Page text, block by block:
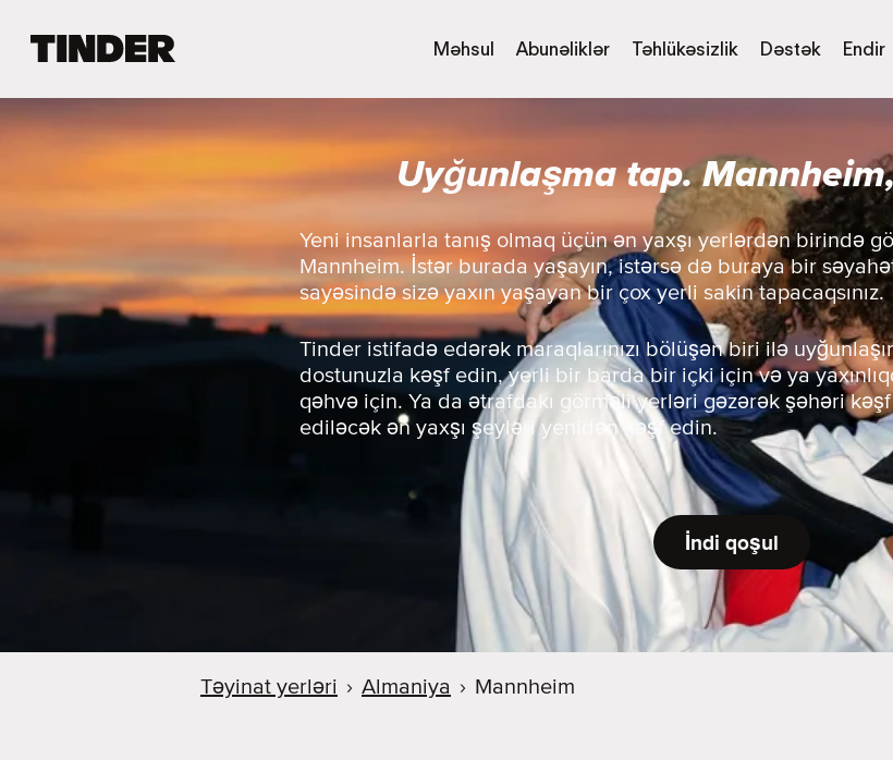
e
Məhsul Abunəliklər Təhlükəsizlik Dəstək Endir
Uyğunlaşma tap.
Yeni insanlarla tanış olmaq üçün ən yaxşı yerlərdən birində
Mannheim. İstər burada yaşayın, istərsə də buraya bir
sayəsində sizə yaxın yaşayan bir çox yerli sakin tapacaqsınız.
Tinder istifadə edərək maraqlarınızı bölüşən biri ilə
dostunuzla kəşf edin, yerli bir barda bir içki için və ya
qəhvə için. Ya da ətrafdakı görməli yerləri gəzərək şəhəri
ediləcək ən yaxşı şeyləri yenidən kəşf edin.
İndi qoşul
Təyinat yerləri › Almaniya › Mannheim